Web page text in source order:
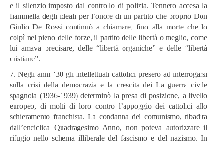
e il silenzio imposto dal controllo di polizia. Tennero accesa la
fiammella degli ideali per l’onore di un partito che proprio Don
Giulio De Rossi continuò a chiamare, fino alla morte che lo
colpì nel pieno delle forze, il partito delle libertà o meglio, come
lui amava precisare, delle “libertà organiche” e delle “libertà
cristiane”.
7. Negli anni ‘30 gli intellettuali cattolici presero ad interrogarsi
sulla crisi della democrazia e la crescita dei La guerra civile
spagnola (1936-1939) determinò la presa di posizione, a livello
europeo, di molti di loro contro l’appoggio dei cattolici allo
schieramento franchista. La condanna del comunismo, ribadita
dall’enciclica Quadragesimo Anno, non poteva autorizzare il
rifugio nello schema illiberale del fascismo e del nazismo. In